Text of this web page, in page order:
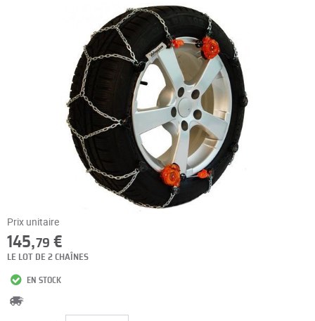
Prix unitaire
145,79 €
LE LOT DE 2 CHAÎNES
EN STOCK